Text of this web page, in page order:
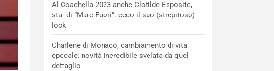
Al Coachella 2023 anche Clotilde Esposito,
star di “Mare Fuori”: ecco il suo (strepitoso)
look
Charlene di Monaco, cambiamento di vita
epocale: novità incredibile svelata da quel
dettaglio